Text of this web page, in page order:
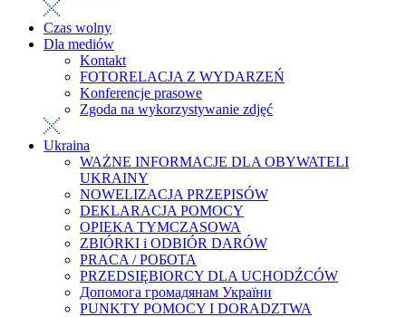
Czas wolny
Dla mediów
Kontakt
FOTORELACJA Z WYDARZEŃ
Konferencje prasowe
Zgoda na wykorzystywanie zdjęć
Ukraina
WAŻNE INFORMACJE DLA OBYWATELI
UKRAINY
NOWELIZACJA PRZEPISÓW
DEKLARACJA POMOCY
OPIEKA TYMCZASOWA
ZBIÓRKI i ODBIÓR DARÓW
PRACA / РОБОТА
PRZEDSIĘBIORCY DLA UCHODŹCÓW
Допомога громадянам України
PUNKTY POMOCY I DORADZTWA